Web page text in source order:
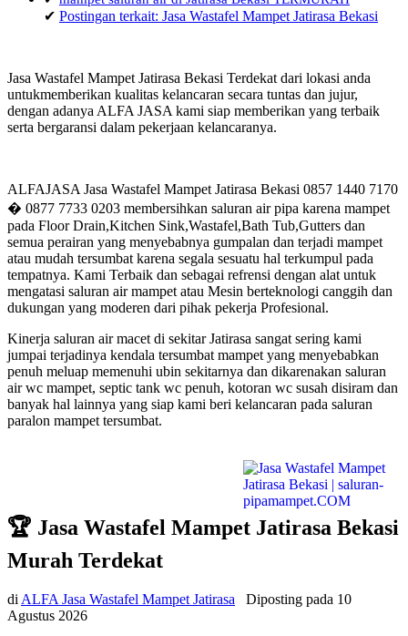
✔ Postingan terkait: Jasa Wastafel Mampet Jatirasa Bekasi
Jasa Wastafel Mampet Jatirasa Bekasi Terdekat dari lokasi anda
untukmemberikan kualitas kelancaran secara tuntas dan jujur,
dengan adanya ALFA JASA kami siap memberikan yang terbaik
serta bergaransi dalam pekerjaan kelancaranya.
ALFAJASA Jasa Wastafel Mampet Jatirasa Bekasi 0857 1440 7170
� 0877 7733 0203 membersihkan saluran air pipa karena mampet
pada Floor Drain,Kitchen Sink,Wastafel,Bath Tub,Gutters dan
semua perairan yang menyebabnya gumpalan dan terjadi mampet
atau mudah tersumbat karena segala sesuatu hal terkumpul pada
tempatnya. Kami Terbaik dan sebagai refrensi dengan alat untuk
mengatasi saluran air mampet atau Mesin berteknologi canggih dan
dukungan yang moderen dari pihak pekerja Profesional.
Kinerja saluran air macet di sekitar Jatirasa sangat sering kami
jumpai terjadinya kendala tersumbat mampet yang menyebabkan
penuh meluap memenuhi ubin sekitarnya dan dikarenakan saluran
air wc mampet, septic tank wc penuh, kotoran wc susah disiram dan
banyak hal lainnya yang siap kami beri kelancaran pada saluran
paralon mampet tersumbat.
🏆 Jasa Wastafel Mampet Jatirasa Bekasi
Murah Terdekat
di ALFA Jasa Wastafel Mampet Jatirasa Diposting pada 10
Agustus 2026